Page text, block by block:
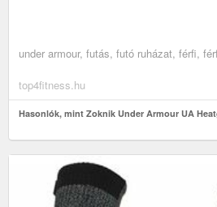
under armour, futás, futó ruházat, férfi,
top4fitness.hu
Hasonlók, mint Zoknik Under Armour UA